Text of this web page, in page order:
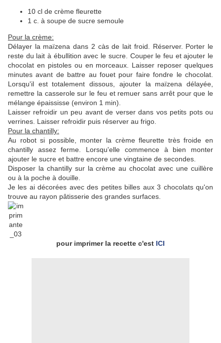
10 cl de crème fleurette
1 c. à soupe de sucre semoule
Pour la crème:
Délayer la maïzena dans 2 càs de lait froid. Réserver. Porter le
reste du lait à ébullition avec le sucre. Couper le feu et ajouter le
chocolat en pistoles ou en morceaux. Laisser reposer quelques
minutes avant de battre au fouet pour faire fondre le chocolat.
Lorsqu'il est totalement dissous, ajouter la maïzena délayée,
remettre la casserole sur le feu et remuer sans arrêt pour que le
mélange épaississe (environ 1 min).
Laisser refroidir un peu avant de verser dans vos petits pots ou
verrines. Laisser refroidir puis réserver au frigo.
Pour la chantilly:
Au robot si possible, monter la crème fleurette très froide en
chantilly assez ferme. Lorsqu'elle commence à bien monter
ajouter le sucre et battre encore une vingtaine de secondes.
Disposer la chantilly sur la crème au chocolat avec une cuillère
ou à la poche à douille.
Je les ai décorées avec des petites billes aux 3 chocolats qu'on
trouve au rayon pâtisserie des grandes surfaces.
pour imprimer la recette c'est ICI